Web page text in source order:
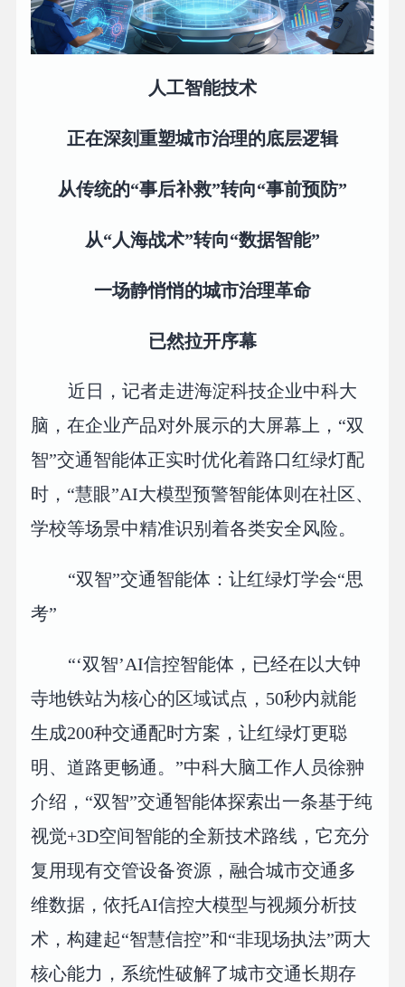
人工智能技术
正在深刻重塑城市治理的底层逻辑
从传统的“事后补救”转向“事前预防”
从“人海战术”转向“数据智能”
一场静悄悄的城市治理革命
已然拉开序幕
近日，记者走进海淀科技企业中科大
脑，在企业产品对外展示的大屏幕上，“双
智”交通智能体正实时优化着路口红绿灯配
时，“慧眼”AI大模型预警智能体则在社区、
学校等场景中精准识别着各类安全风险。
“双智”交通智能体：让红绿灯学会“思
考”
“‘双智’AI信控智能体，已经在以大钟
寺地铁站为核心的区域试点，50秒内就能
生成200种交通配时方案，让红绿灯更聪
明、道路更畅通。”中科大脑工作人员徐翀
介绍，“双智”交通智能体探索出一条基于纯
视觉+3D空间智能的全新技术路线，它充分
复用现有交管设备资源，融合城市交通多
维数据，依托AI信控大模型与视频分析技
术，构建起“智慧信控”和“非现场执法”两大
核心能力，系统性破解了城市交通长期存